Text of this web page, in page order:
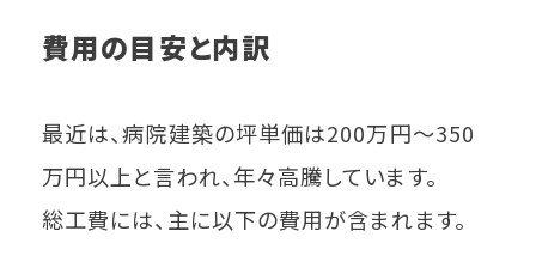
費用の目安と内訳
最近は、病院建築の坪単価は200万円～350
万円以上と言われ、年々高騰しています。
総工費には、主に以下の費用が含まれます。